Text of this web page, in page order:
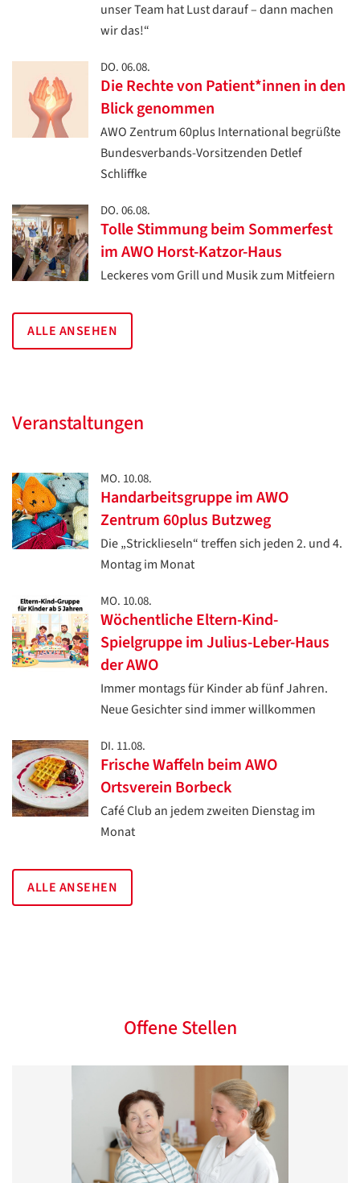
unser Team hat Lust darauf – dann machen
wir das!“
DO. 06.08.
Die Rechte von Patient*innen in den
Blick genommen
AWO Zentrum 60plus International begrüßte
Bundesverbands-Vorsitzenden Detlef
Schliffke
DO. 06.08.
Tolle Stimmung beim Sommerfest
im AWO Horst-Katzor-Haus
Leckeres vom Grill und Musik zum Mitfeiern
ALLE ANSEHEN
Veranstaltungen
MO. 10.08.
Handarbeitsgruppe im AWO
Zentrum 60plus Butzweg
Die „Stricklieseln“ treffen sich jeden 2. und 4.
Montag im Monat
MO. 10.08.
Wöchentliche Eltern-Kind-
Spielgruppe im Julius-Leber-Haus
der AWO
Immer montags für Kinder ab fünf Jahren.
Neue Gesichter sind immer willkommen
DI. 11.08.
Frische Waffeln beim AWO
Ortsverein Borbeck
Café Club an jedem zweiten Dienstag im
Monat
ALLE ANSEHEN
Offene Stellen